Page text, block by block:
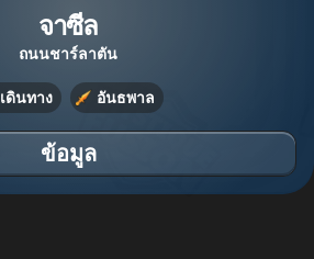
จาซีล
ถนนชาร์ลาตัน
เดินทาง อันธพาล
ข้อมูล